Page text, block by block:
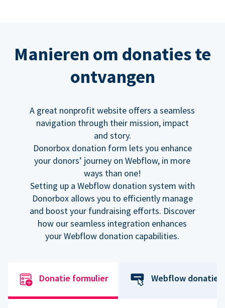
Manieren om donaties te
ontvangen
A great nonprofit website offers a seamless
navigation through their mission, impact
and story.
Donorbox donation form lets you enhance
your donors’ journey on Webflow, in more
ways than one!
Setting up a Webflow donation system with
Donorbox allows you to efficiently manage
and boost your fundraising efforts. Discover
how our seamless integration enhances
your Webflow donation capabilities.
Donatie formulier Webflow